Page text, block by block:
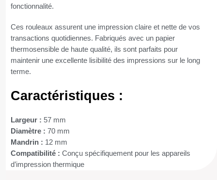
fonctionnalité.
Ces rouleaux assurent une impression claire et nette de vos
transactions quotidiennes. Fabriqués avec un papier
thermosensible de haute qualité, ils sont parfaits pour
maintenir une excellente lisibilité des impressions sur le long
terme.
Caractéristiques :
Largeur : 57 mm
Diamètre : 70 mm
Mandrin : 12 mm
Compatibilité : Conçu spécifiquement pour les appareils
d’impression thermique